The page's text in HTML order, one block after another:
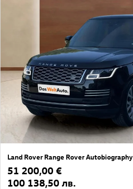
Land Rover Range Rover Autobiography
51 200,00 €
100 138,50 лв.